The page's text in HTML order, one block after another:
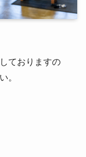
ておりますの
。